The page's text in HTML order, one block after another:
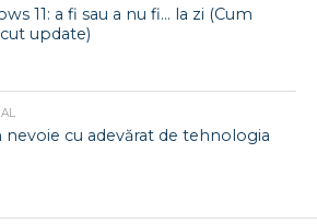
11: a fi sau a nu fi… la zi (Cum
update)
nevoie cu adevărat de tehnologia